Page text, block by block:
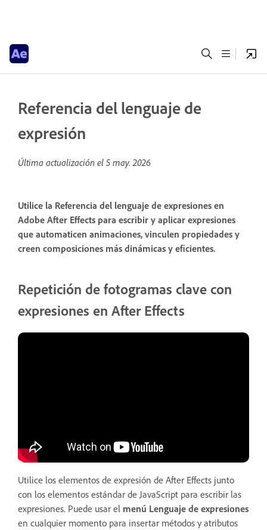
Referencia del lenguaje de
expresión
Última actualización el 5 may. 2026
Utilice la Referencia del lenguaje de expresiones en
Adobe After Effects para escribir y aplicar expresiones
que automaticen animaciones, vinculen propiedades y
creen composiciones más dinámicas y eficientes.
Repetición de fotogramas clave con
expresiones en After Effects
Utilice los elementos de expresión de After Effects junto
con los elementos estándar de JavaScript para escribir las
expresiones. Puede usar el menú Lenguaje de expresiones
en cualquier momento para insertar métodos y atributos